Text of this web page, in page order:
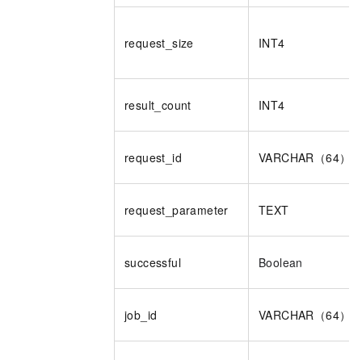
request_size INT4
result_count INT4
request_id VARCHAR（64）
request_parameter TEXT
successful Boolean
job_id VARCHAR（64）